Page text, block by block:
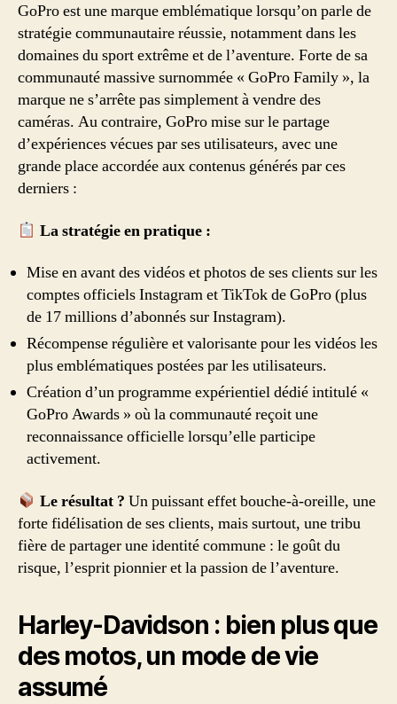
GoPro est une marque emblématique lorsqu’on parle de
stratégie communautaire réussie, notamment dans les
domaines du sport extrême et de l’aventure. Forte de sa
communauté massive surnommée « GoPro Family », la
marque ne s’arrête pas simplement à vendre des
caméras. Au contraire, GoPro mise sur le partage
d’expériences vécues par ses utilisateurs, avec une
grande place accordée aux contenus générés par ces
derniers :
La stratégie en pratique :
Mise en avant des vidéos et photos de ses clients sur les
comptes officiels Instagram et TikTok de GoPro (plus
de 17 millions d’abonnés sur Instagram).
Récompense régulière et valorisante pour les vidéos les
plus emblématiques postées par les utilisateurs.
Création d’un programme expérientiel dédié intitulé «
GoPro Awards » où la communauté reçoit une
reconnaissance officielle lorsqu’elle participe
activement.
Le résultat ? Un puissant effet bouche-à-oreille, une
forte fidélisation de ses clients, mais surtout, une tribu
fière de partager une identité commune : le goût du
risque, l’esprit pionnier et la passion de l’aventure.
Harley-Davidson : bien plus que
des motos, un mode de vie
assumé